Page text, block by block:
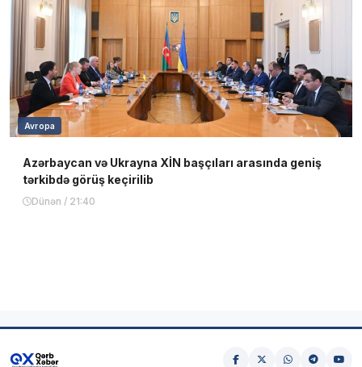
Avropa
Azərbaycan və Ukrayna XİN başçıları arasında geniş
tərkibdə görüş keçirilib
Dünən / 21:40